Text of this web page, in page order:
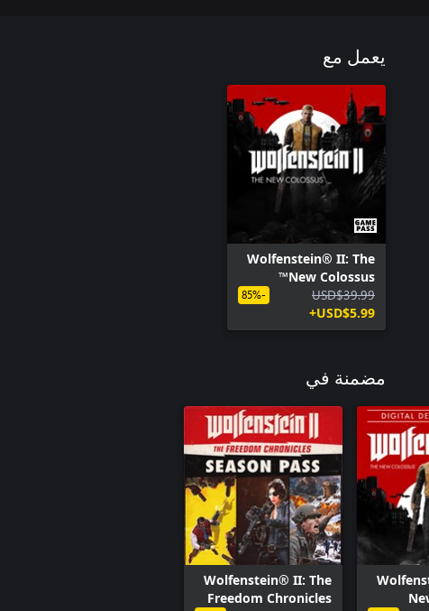
يعمل مع
Wolfenstein® II: The
New Colossus™
USD$39.99
USD$5.99+
-85%
مضمنة في
Wolfenstein® II: The
Freedom Chronicles